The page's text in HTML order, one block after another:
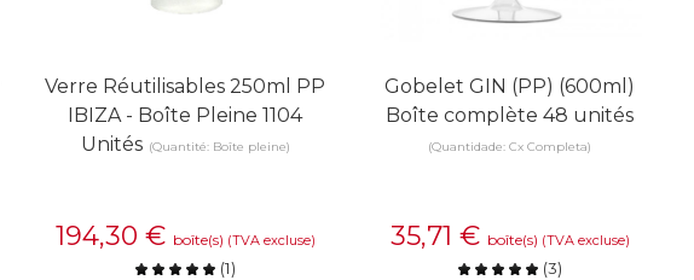
Verre Réutilisables 250ml PP
IBIZA - Boîte Pleine 1104
Unités (Quantité: Boîte pleine)
194,30 € boîte(s) (TVA excluse)
(1)
Gobelet GIN (PP) (600ml)
Boîte complète 48 unités
(Quantidade: Cx Completa)
35,71 € boîte(s) (TVA excluse)
(3)